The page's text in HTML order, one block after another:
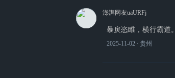
澎湃网友uaURFj
暴戾恣睢，横行霸道。
2025-11-02 ∙ 贵州